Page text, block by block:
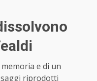
e di un
riprodotti